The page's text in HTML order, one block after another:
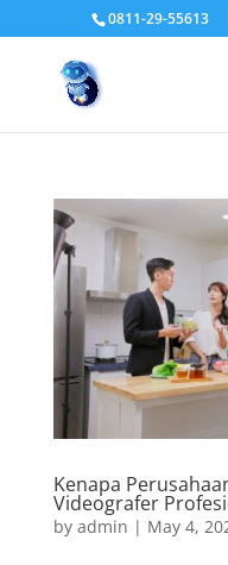
0811-29-55613
Kenapa
Videografer
by admin | May 4,